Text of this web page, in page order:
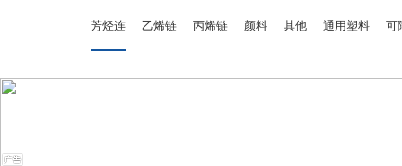
芳烃连 乙烯链 丙烯链 颜料 其他 通用塑料 可